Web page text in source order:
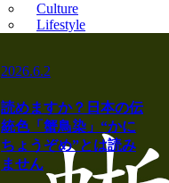
Culture
Lifestyle
2026.6.2
読めますか？日本の伝
統色「蟹鳥染」“かに
ちょうぞめ”とは読み
ません